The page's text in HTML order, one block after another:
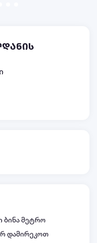
ბინა მეტრო
დამირეკოთ